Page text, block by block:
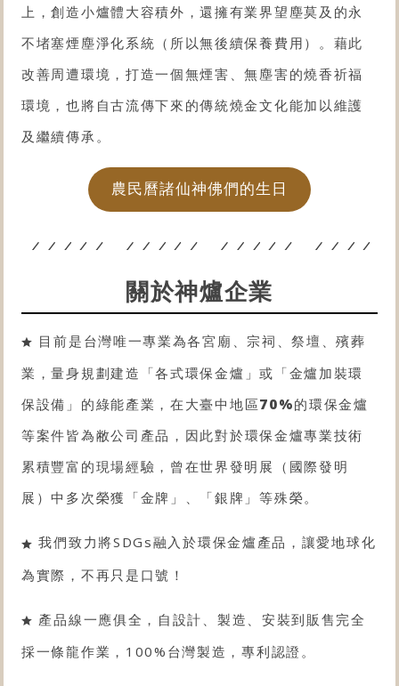
上，創造小爐體大容積外，還擁有業界望塵莫及的永
不堵塞煙塵淨化系統（所以無後續保養費用）。藉此
改善周遭環境，打造一個無煙害、無塵害的燒香祈福
環境，也將自古流傳下來的傳統燒金文化能加以維護
及繼續傳承。
農民曆諸仙神佛們的生日
關於神爐企業
目前是台灣唯一專業為各宮廟、宗祠、祭壇、殯葬
業，量身規劃建造「各式環保金爐 」或「金爐 加裝環
保設備 」的綠能產業，在大臺中地區70%的環保金爐
等案件皆為敝公司產品，因此對於環保金爐專業技術
累積豐富的現場經驗，曾在世界發明展（國際發明
展）中多次榮獲「金牌」、「銀牌」等殊榮。
我們致力將SDGs融入於環保金爐產品，讓愛地球化
為實際，不再只是口號！
產品線一應俱全，自設計、製造、安裝到販售完全
採一條龍作業，100%台灣製造，專利認證。